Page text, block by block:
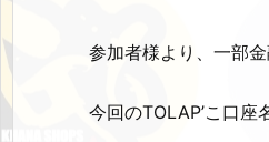
参加者様より、一部
今回のTOLAP’こ口座